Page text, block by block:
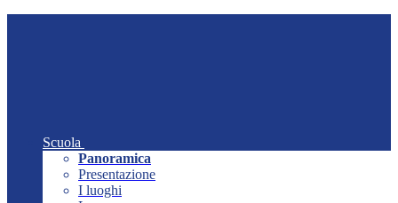
Scuola
Panoramica
Presentazione
I luoghi